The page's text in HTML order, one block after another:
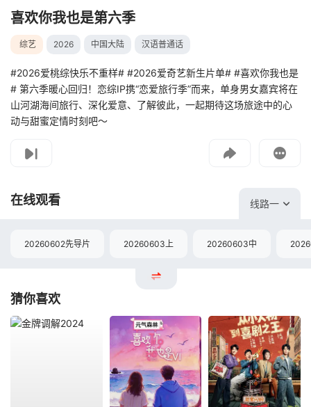
喜欢你我也是第六季
综艺 2026 中国大陆 汉语普通话
#2026爱桃综快乐不重样# #2026爱奇艺新生片单# #喜欢你我也是
# 第六季暖心回归！恋综IP携“恋爱旅行季”而来，单身男女嘉宾将在
山河湖海间旅行、深化爱意、了解彼此，一起期待这场旅途中的心
动与甜蜜定情时刻吧～
如遇无法播放请提交给我们
在线观看 线路一
20260602先导片 20260603上 20260603中
猜你喜欢